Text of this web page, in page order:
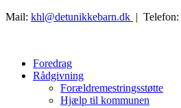
Mail: khl@detunikkebarn.dk | Telefon:
Foredrag
Rådgivning
Forældremestringsstøtte
Hjælp til kommunen